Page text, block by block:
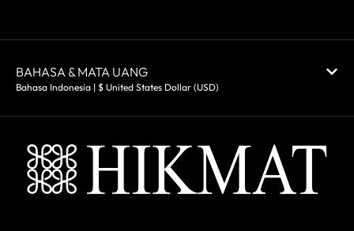
BAHASA & MATA UANG
Bahasa Indonesia | $ United States Dollar (USD)